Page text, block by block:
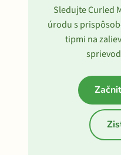
Sledujte Curled
úrodu s
tipmi na